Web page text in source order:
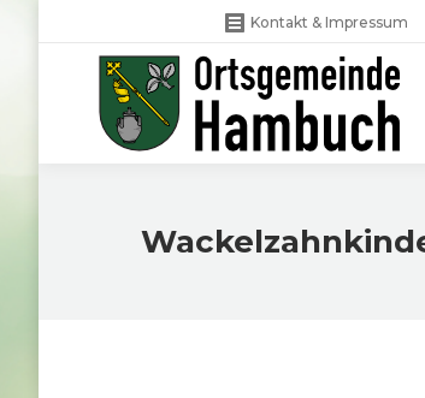
Kontakt & Impressum